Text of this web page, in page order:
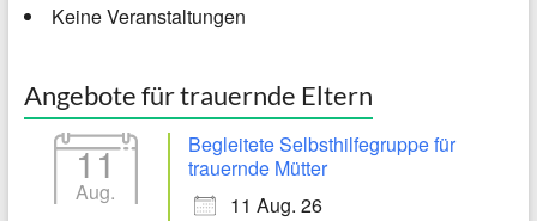
Keine Veranstaltungen
Angebote für trauernde Eltern
11
Aug.
Begleitete Selbsthilfegruppe für
trauernde Mütter
11 Aug. 26